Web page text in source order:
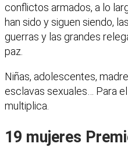
conflictos armados, a lo
han sido y siguen siendo,
guerras y las grandes
paz.
Niñas, adolescentes,
esclavas sexuales… Para
multiplica.
19 mujeres